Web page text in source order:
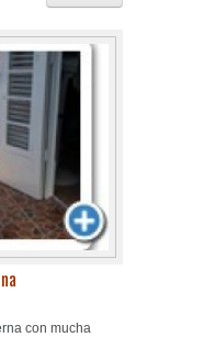
con mucha